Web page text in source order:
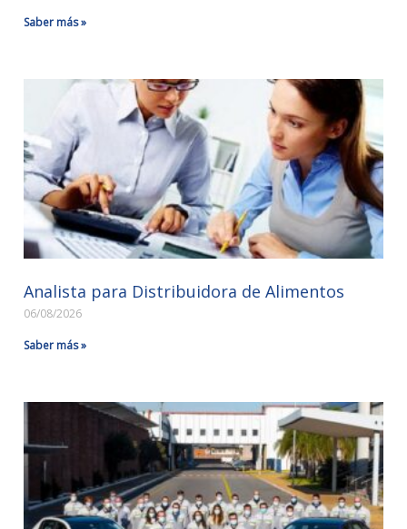
Saber más »
Analista para Distribuidora de Alimentos
06/08/2026
Saber más »